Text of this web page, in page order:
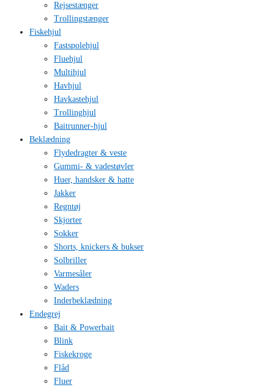
Rejsestænger
Trollingstænger
Fiskehjul
Fastspolehjul
Fluehjul
Multihjul
Havhjul
Havkastehjul
Trollinghjul
Baitrunner-hjul
Beklædning
Flydedragter & veste
Gummi- & vadestøvler
Huer, handsker & hatte
Jakker
Regntøj
Skjorter
Sokker
Shorts, knickers & bukser
Solbriller
Varmesåler
Waders
Inderbeklædning
Endegrej
Bait & Powerbait
Blink
Fiskekroge
Flåd
Fluer